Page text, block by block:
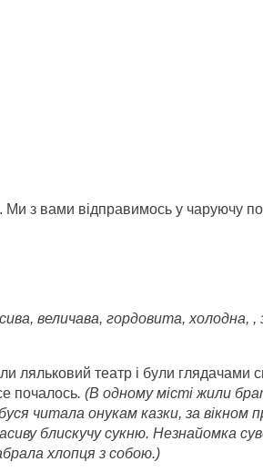
Ми з вами відправимось у чаруючу
величава, гордовита, холодна, ,
ляльковий театр і були глядачами
почалось. (В одному місті жили
читала онукам казки, за вікном
блискучу сукню. Незнайомка
хлопця з собою.)